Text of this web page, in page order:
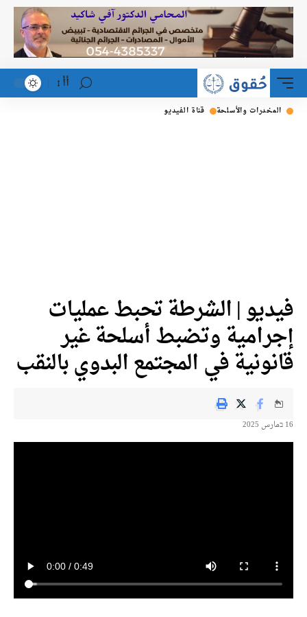
أأ
المخدرات والأسلحة قناة الفيديو
فيديو | الشرطة تحبط عمليات
إجرامية وتضبط أسلحة غير
قانونية في المجتمع البدوي بالنقب
16 בمارس 2025